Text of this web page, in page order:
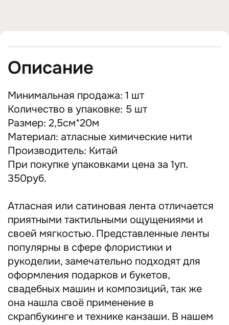
Описание
Минимальная продажа: 1 шт
Количество в упаковке: 5 шт
Размер: 2,5см*20м
Материал: атласные химические нити
Производитель: Китай
При покупке упаковками цена за 1уп.
350руб.
Атласная или сатиновая лента отличается
приятными тактильными ощущениями и
своей мягкостью. Представленные ленты
популярны в сфере флористики и
рукоделии, замечательно подходят для
оформления подарков и букетов,
свадебных машин и композиций, так же
она нашла своё применение в
скрапбукинге и технике канзаши. В нашем